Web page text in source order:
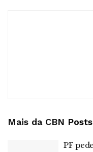
Mais da CBN Posts
PF